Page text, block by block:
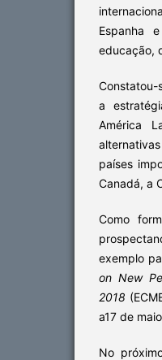
Espanha
educação,
Constatou-
a
América
países
Canadá, a
Como
exemplo
on New
2018
a17 de
No